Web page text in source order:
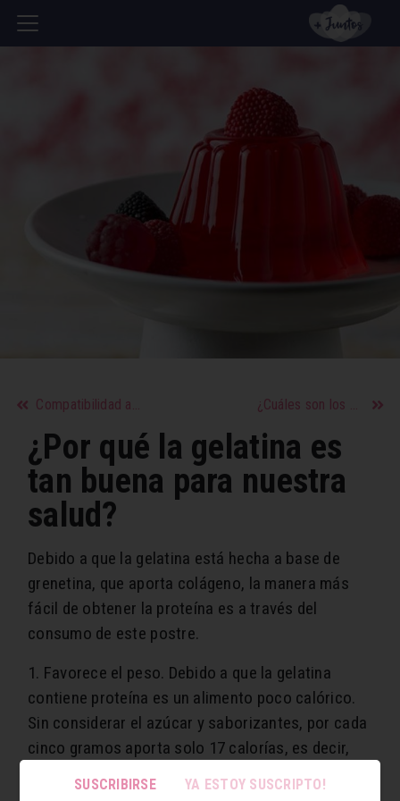
Compatibilidad amorosa de los signos ¿Cuáles son los beneficios y propiedades del jengibre?
¿Por qué la gelatina es
tan buena para nuestra
salud?
Debido a que la gelatina está hecha a base de
grenetina, que aporta colágeno, la manera más
fácil de obtener la proteína es a través del
consumo de este postre.
1. Favorece el peso. Debido a que la gelatina
contiene proteína es un alimento poco calórico.
Sin considerar el azúcar y saborizantes, por cada
cinco gramos aporta solo 17 calorías, es decir,
SUSCRIBIRSE YA ESTOY SUSCRIPTO!